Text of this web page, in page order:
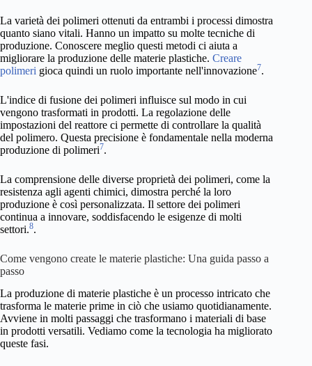
La varietà dei polimeri ottenuti da entrambi i processi dimostra
quanto siano vitali. Hanno un impatto su molte tecniche di
produzione. Conoscere meglio questi metodi ci aiuta a
migliorare la produzione delle materie plastiche. Creare
polimeri gioca quindi un ruolo importante nell'innovazione7.
L'indice di fusione dei polimeri influisce sul modo in cui
vengono trasformati in prodotti. La regolazione delle
impostazioni del reattore ci permette di controllare la qualità
del polimero. Questa precisione è fondamentale nella moderna
produzione di polimeri7.
La comprensione delle diverse proprietà dei polimeri, come la
resistenza agli agenti chimici, dimostra perché la loro
produzione è così personalizzata. Il settore dei polimeri
continua a innovare, soddisfacendo le esigenze di molti
settori.8.
Come vengono create le materie plastiche: Una guida passo a
passo
La produzione di materie plastiche è un processo intricato che
trasforma le materie prime in ciò che usiamo quotidianamente.
Avviene in molti passaggi che trasformano i materiali di base
in prodotti versatili. Vediamo come la tecnologia ha migliorato
queste fasi.